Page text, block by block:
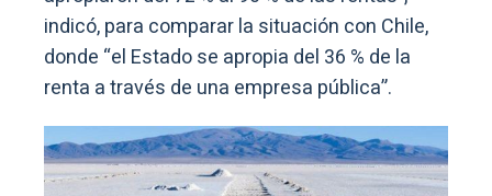
indicó, para comparar la situación con Chile,
donde “el Estado se apropia del 36 % de la
renta a través de una empresa pública”.